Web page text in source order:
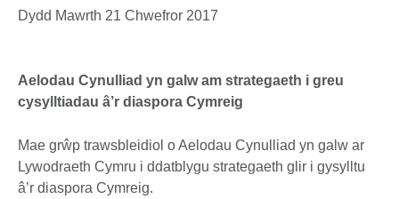
Dydd Mawrth 21 Chwefror 2017
Aelodau Cynulliad yn galw am strategaeth i greu
cysylltiadau â’r diaspora Cymreig
Mae grŵp trawsbleidiol o Aelodau Cynulliad yn galw ar
Lywodraeth Cymru i ddatblygu strategaeth glir i gysylltu
â’r diaspora Cymreig.